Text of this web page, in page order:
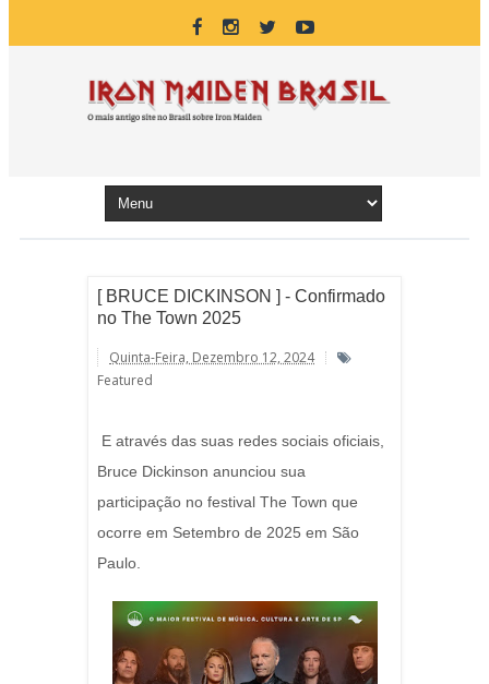
[ BRUCE DICKINSON ] - Confirmado
no The Town 2025
Quinta-Feira, Dezembro 12, 2024
Featured
E através das suas redes sociais oficiais,
Bruce Dickinson anunciou sua
participação no festival The Town que
ocorre em Setembro de 2025 em São
Paulo.